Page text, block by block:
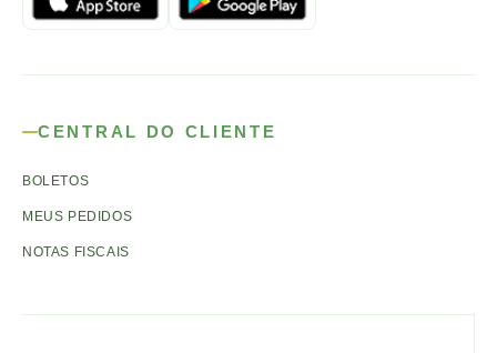
CENTRAL DO CLIENTE
BOLETOS
MEUS PEDIDOS
NOTAS FISCAIS